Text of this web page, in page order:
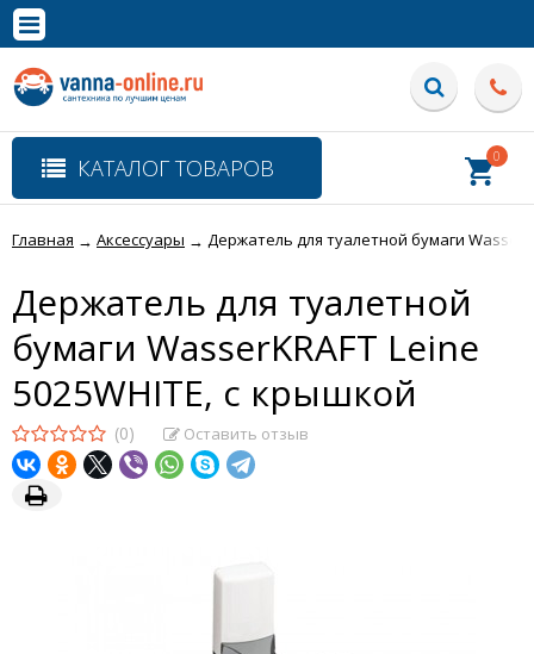
Полная версия сайта
КАТАЛОГ ТОВАРОВ 0
Главная → Аксессуары → Держатель для туалетной бумаги
Держатель для туалетной
бумаги WasserKRAFT Leine
5025WHITE, с крышкой
(0) Оставить отзыв